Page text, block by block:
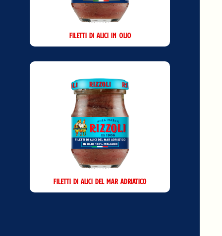
Filetti di Alici in Olio
Filetti di Alici del Mar Adriatico